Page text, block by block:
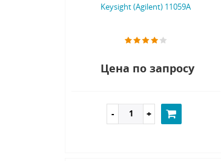
Keysight (Agilent) 11059A
Цена по запросу